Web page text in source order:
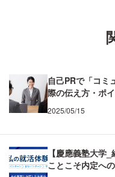
自己PRで「コミ
際の伝え方・ポ
2025/05/15
【慶應義塾大学
ことこそ内定へ